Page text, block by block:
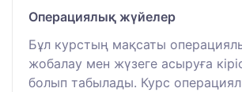
Операциялық жүйелер
Бұл курстың мақсаты
жобалау мен жүзеге асыруға
болып табылады. Курс